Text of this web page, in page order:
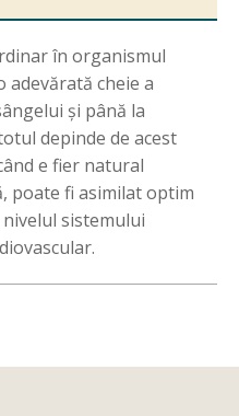
în organismul
cheie a
și până la
depinde de acest
e fier natural
poate fi asimilat optim
sistemului